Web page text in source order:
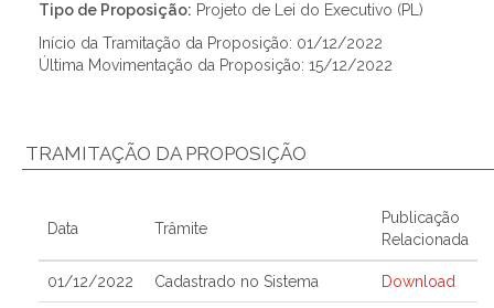
Tipo de Proposição: Projeto de Lei do Executivo (PL)
Início da Tramitação da Proposição: 01/12/2022
Última Movimentação da Proposição: 15/12/2022
TRAMITAÇÃO DA PROPOSIÇÃO
Data Trâmite
Publicação
Relacionada
01/12/2022 Cadastrado no Sistema Download